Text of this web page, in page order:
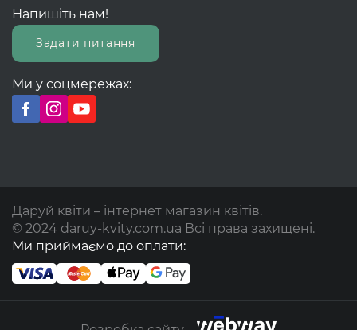
Напишіть нам!
Задати питання
Ми у соцмережах:
Даруй квіти – інтернет магазин квітів.
© 2024 daruy-kvity.com.ua Всі права захищені.
Ми приймаємо до оплати: